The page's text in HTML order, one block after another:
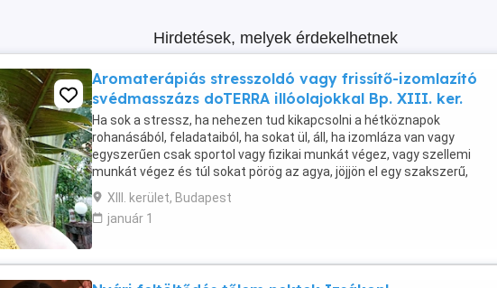
Hirdetések, melyek érdekelhetnek
Aromaterápiás stresszoldó vagy frissítő-izomlazító
svédmasszázs doTERRA illóolajokkal Bp. XIII. ker.
Ha sok a stressz, ha nehezen tud kikapcsolni a hétköznapok
rohanásából, feladataiból, ha sokat ül, áll, ha izomláza van vagy
egyszerűen csak sportol vagy fizikai munkát végez, vagy szellemi
munkát végez és túl sokat pörög az agya, jöjjön el egy szakszerű,
jóleső, a fájdalomküszöbéhez igazodó masszázsra, ...
XIII. kerület, Budapest
január 1